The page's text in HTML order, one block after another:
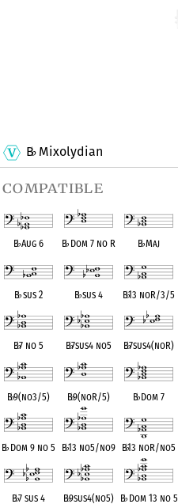
B♭Mixolydian
compatible
B♭Aug 6 B♭Dom 7 no R B♭Maj
B♭sus 2 B♭sus 4 B♭13 noR/3/5
B♭7 no 5 B♭7sus4 no5 B♭7sus4(noR)
B♭9(no3/5) B♭9(noR/5) B♭Dom 7
B♭Dom 9 no 5 B♭13 no5/no9 B♭13 noR/no5
B♭7 sus 4 B♭9sus4(no5) B♭Dom 13 no 5